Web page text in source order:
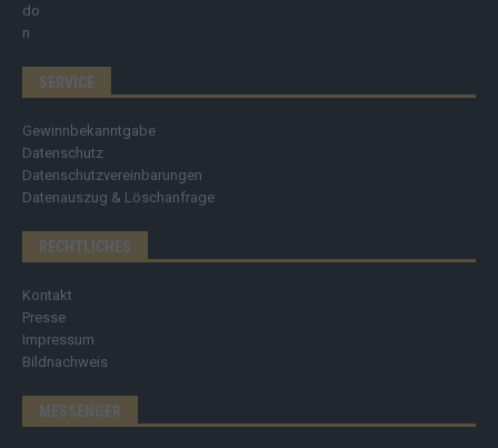
SERVICE
Gewinnbekanntgabe
Datenschutz
Datenschutzvereinbarungen
Datenauszug & Löschanfrage
RECHTLICHES
Kontakt
Presse
Impressum
Bildnachweis
MESSENGER